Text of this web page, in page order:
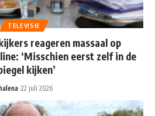
TELEVISIE
reageren massaal op
‘Misschien eerst zelf in de
kijken’
22 juli 2026